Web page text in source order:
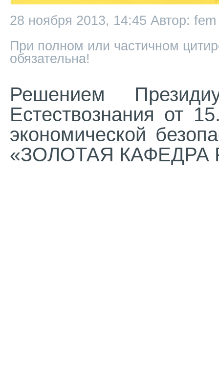
28 ноября 2013, 14:45 Автор: fem
При полном или частичном
обязательна!
Решением
Естествознания от
экономической
«ЗОЛОТАЯ КАФЕДРА